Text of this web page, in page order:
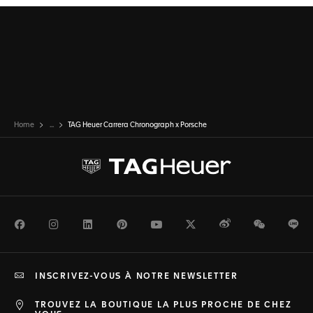
Home ... TAG Heuer Carrera Chronograph x Porsche
FacebookInstagramLinkedInPinterestYoutubeTwitterWeiboWeChat
TROUVEZ LA BOUTIQUE LA PLUS PROCHE DE CHEZ
INSCRIVEZ-VOUS À NOTRE NEWSLETTER